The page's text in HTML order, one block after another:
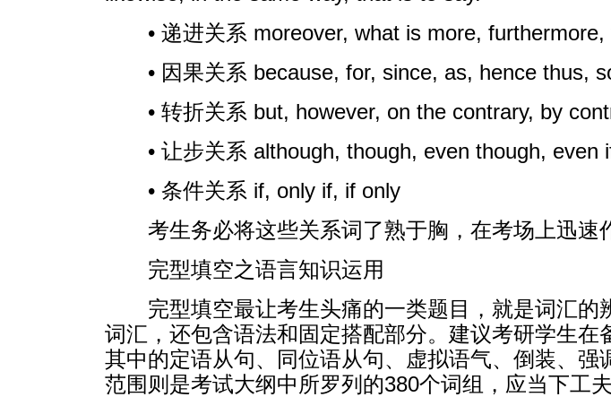
• 递进关系 moreover, what is more,
• 因果关系 because, for, since, as, hence thus,
• 转折关系 but, however, on the contrary, by
• 让步关系 although, though, even though,
• 条件关系 if, only if, if only
考生务必将这些关系词了熟于胸，在考场上迅速
完型填空之语言知识运用
完型填空最让考生头痛的一类题目，就是词汇的
词汇，还包含语法和固定搭配部分。建议考研学生
其中的定语从句、同位语从句、虚拟语气、倒装、
范围则是考试大纲中所罗列的380个词组，应当下工夫